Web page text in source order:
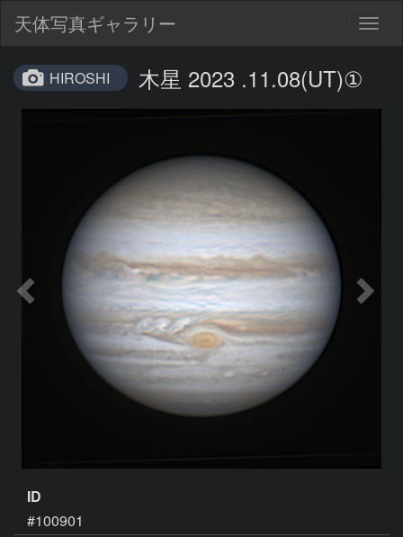
天体写真ギャラリー
HIROSHI 木星 2023 .11.08(UT)①
ID
#100901